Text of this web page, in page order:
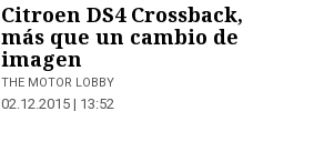
Citroen DS4 Crossback,
más que un cambio de
imagen
THE MOTOR LOBBY
02.12.2015 | 13:52